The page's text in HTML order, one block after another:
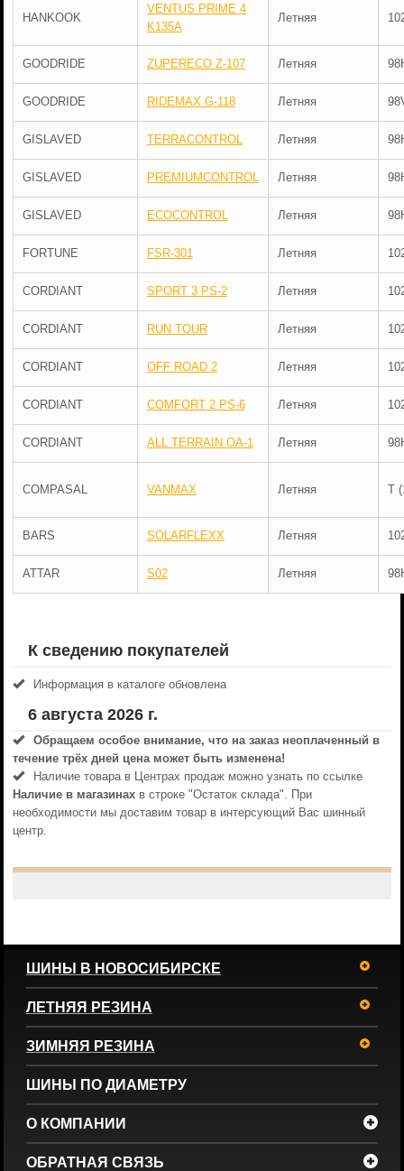
HANKOOK
VENTUS PRIME 4
K135A
Летняя
GOODRIDE ZUPERECO Z-107 Летняя
GOODRIDE RIDEMAX G-118 Летняя
GISLAVED TERRACONTROL Летняя
GISLAVED PREMIUMCONTROL Летняя
GISLAVED ECOCONTROL Летняя
FORTUNE FSR-301 Летняя
CORDIANT SPORT 3 PS-2 Летняя
CORDIANT RUN TOUR Летняя
CORDIANT OFF ROAD 2 Летняя
CORDIANT COMFORT 2 PS-6 Летняя
CORDIANT ALL TERRAIN OA-1 Летняя
COMPASAL VANMAX Летняя T
BARS SOLARFLEXX Летняя
ATTAR S02 Летняя
К сведению покупателей
Информация в каталоге обновлена
6 августа 2026 г.
Обращаем особое внимание, что на заказ неоплаченный в
течениe трёх дней цена может быть изменена!
Наличие товара в Центрах продаж можно узнать по ссылке
Наличие в магазинахв строке "Остаток склада". При
необходимости мы доставим товар в интерсующий Вас шинный
центр.
ШИНЫ В НОВОСИБИРСКЕ
ЛЕТНЯЯ РЕЗИНА
ЗИМНЯЯ РЕЗИНА
ШИНЫ ПО ДИАМЕТРУ
О КОМПАНИИ
ОБРАТНАЯ СВЯЗЬ